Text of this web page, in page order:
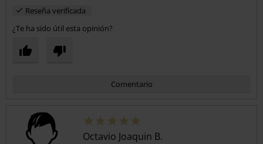
Reseña verificada
¿Te ha sido útil esta opinión?
Comentario
Octavio Joaquin B.